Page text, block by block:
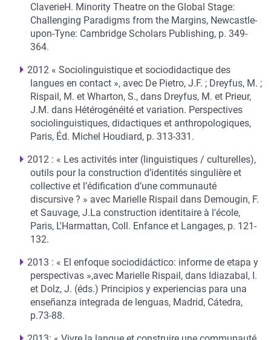
ClaverieH. Minority Theatre on the Global Stage:
Challenging Paradigms from the Margins, Newcastle-
upon-Tyne: Cambridge Scholars Publishing, p. 349-
364.
2012 « Sociolinguistique et sociodidactique des
langues en contact », avec De Pietro, J.F. ; Dreyfus, M. ;
Rispail, M. et Wharton, S., dans Dreyfus, M. et Prieur,
J.M. dans Hétérogénéité et variation. Perspectives
sociolinguistiques, didactiques et anthropologiques,
Paris, Éd. Michel Houdiard, p. 313-331.
2012 : « Les activités inter (linguistiques / culturelles),
outils pour la construction d’identités singulière et
collective et l’édification d’une communauté
discursive ? » avec Marielle Rispail dans Demougin, F.
et Sauvage, J.La construction identitaire à l'école,
Paris, L'Harmattan, Coll. Enfance et Langages, p. 121-
132.
2013 : « El enfoque sociodidáctico: informe de etapa y
perspectivas »,avec Marielle Rispail, dans Idiazabal, I.
et Dolz, J. (éds.) Principios y experiencias para una
enseñanza integrada de lenguas, Madrid, Cátedra,
p.73-88.